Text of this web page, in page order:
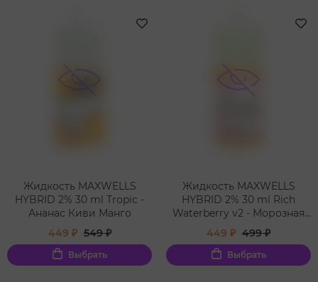
Жидкость MAXWELLS
HYBRID 2% 30 ml Tropic -
Ананас Киви Манго
449 ₽ 549 ₽
Выбрать
Жидкость MAXWELLS
HYBRID 2% 30 ml Rich
Waterberry v2 - Морозная
дыня Арбуз Клубника
449 ₽ 499 ₽
Выбрать